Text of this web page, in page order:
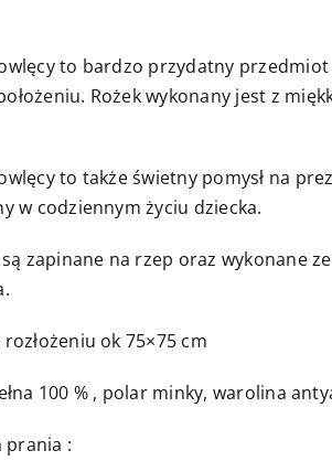
to bardzo przydatny
Rożek wykonany jest z
to także świetny pomysł na
w codziennym życiu dziecka.
zapinane na rzep oraz wykonane
ok 75×75 cm
100 % , polar minky, warolina
prania :